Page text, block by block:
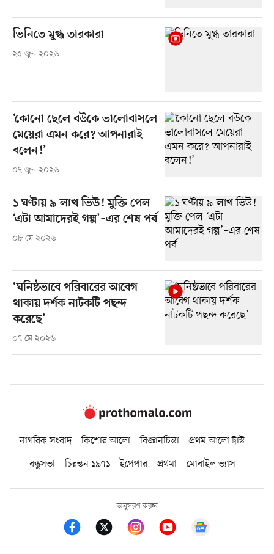
ভিনিতে মুগ্ধ তারকারা
২৫ জুন ২০২৬
‘কোনো ছেলে বউকে ভালোবাসলে
মেয়েরা এমন করে? আপনারাই
বলেন!’
০৭ জুন ২০২৬
১ ঘণ্টায় ৯ লাখ ভিউ! মুক্তি পেল
‘এটা আমাদেরই গল্প’–এর শেষ পর্ব
০৮ মে ২০২৬
‘ঘনিষ্ঠভাবে পরিবারের আবেগ
থাকায় দর্শক নাটকটি পছন্দ
করেছে’
০৭ মে ২০২৬
নাগরিক সংবাদ কিশোর আলো বিজ্ঞানচিন্তা
প্রথম আলো ট্রাস্ট
বন্ধুসভা
চিরন্তন ১৯৭১ ইপেপার প্রথমা মোবাইল ভ্যাস
অনুসরণ করুন